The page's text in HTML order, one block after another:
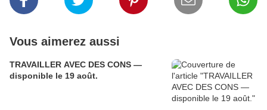
Vous aimerez aussi
TRAVAILLER AVEC DES CONS —
disponible le 19 août.